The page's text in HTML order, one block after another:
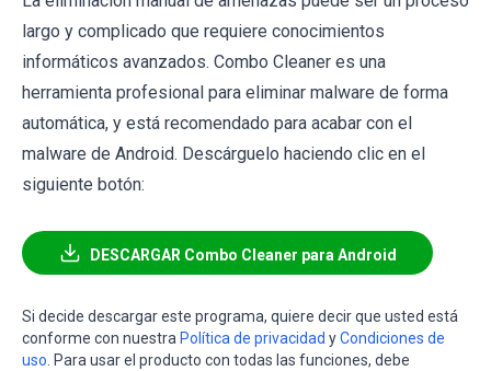
largo y complicado que requiere conocimientos
informáticos avanzados. Combo Cleaner es una
herramienta profesional para eliminar malware de forma
automática, y está recomendado para acabar con el
malware de Android. Descárguelo haciendo clic en el
siguiente botón:
DESCARGAR Combo Cleaner para Android
Si decide descargar este programa, quiere decir que usted está
conforme con nuestra Política de privacidad yCondiciones de
uso . Para usar el producto con todas las funciones, debe